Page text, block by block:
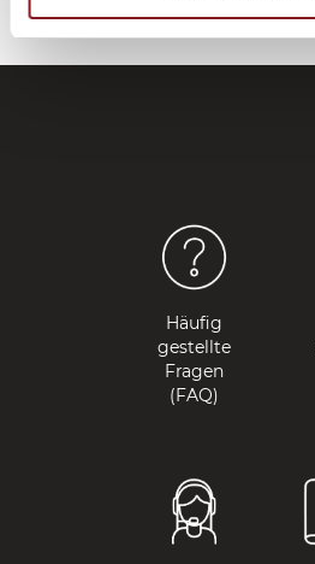
Häufig
gestellte
Fragen
(FAQ)